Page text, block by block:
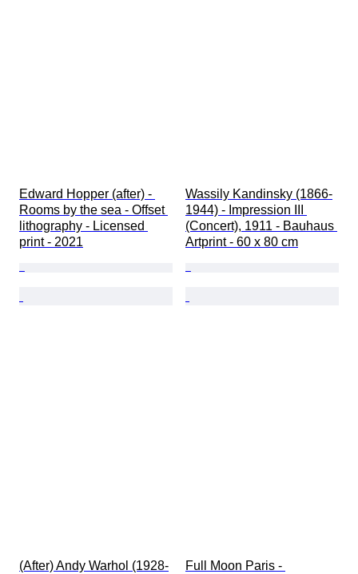
Edward Hopper (after) -
Rooms by the sea - Offset
lithography - Licensed
print - 2021
Wassily Kandinsky (1866-
1944) - Impression III
(Concert), 1911 - Bauhaus
Artprint - 60 x 80 cm
(After) Andy Warhol (1928-
Full Moon Paris -